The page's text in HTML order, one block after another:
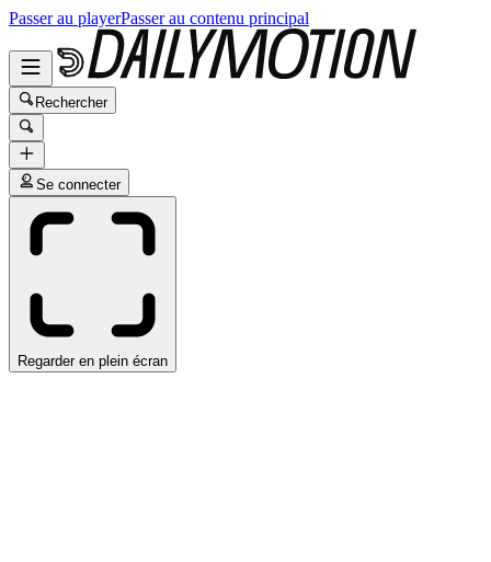
Passer au playerPasser au contenu principal
Rechercher
Se connecter
Regarder en plein écran